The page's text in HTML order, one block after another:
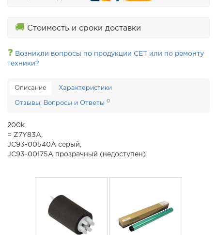
🚚 Стоимость и сроки доставки
❓ Возникли вопросы по продукции CET или по ремонту
техники?
Описание Характеристики
Отзывы, Вопросы и Ответы 0
200k
= Z7Y83A,
JC93-00540A серый,
JC93-00175A прозрачный (недоступен)